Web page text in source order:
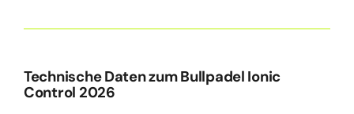
Technische Daten zum Bullpadel Ionic
Control 2026